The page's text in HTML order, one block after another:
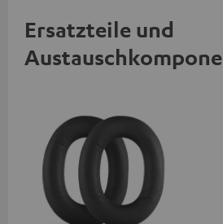
Ersatzteile und